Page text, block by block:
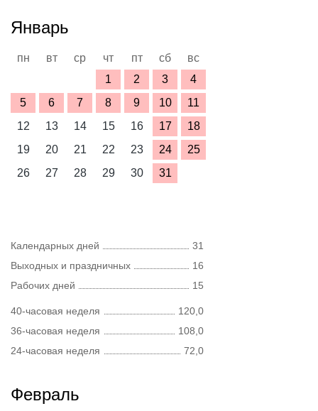
Январь
пн вт ср чт пт сб
вс
1
2 3
4
5
6 7 8 9 10
11
12
13 14 15 16 17
18
19
20 21 22 23 24
25
26
27 28 29 30 31
Календарных дней
31
Выходных и праздничных
16
Рабочих дней
15
40-часовая неделя
120,0
36-часовая неделя
108,0
24-часовая неделя
72,0
Февраль